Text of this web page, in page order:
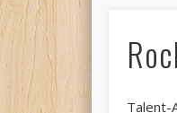
Talent-